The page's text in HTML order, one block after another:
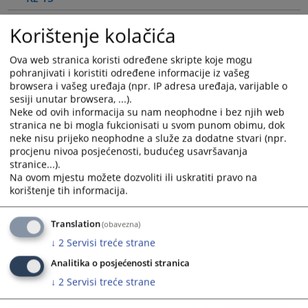
Broj predmeta:
01 0 K 016875 23 Kž 15
Sud/Institucija:
Vrhovni sud Federacije Bosne i Hercegovine
Sudija :
MUJANOVIĆ ISMETA
Vrsta predmeta:
Krivični predmeti
Vrsta odluke:
Presuda
Stadij postupka:
Drugostepeni postupak
Pravni učinak:
Žalba se uvažava (u cjelosti ili djelimično) i pobijana odluka preinačava
01 0 K
016875 23 K
2
Podaci o odluci
01 0 K 016875 23 K 2
Korištenje kolačića
Ova web stranica koristi određene skripte koje mogu
pohranjivati i koristiti određene informacije iz vašeg
browsera i vašeg uređaja (npr. IP adresa uređaja, varijable o
sesiji unutar browsera, ...).
Neke od ovih informacija su nam neophodne i bez njih web
stranica ne bi mogla fukcionisati u svom punom obimu, dok
neke nisu prijeko neophodne a služe za dodatne stvari (npr.
procjenu nivoa posjećenosti, budućeg usavršavanja
stranice...).
Na ovom mjestu možete dozvoliti ili uskratiti pravo na
korištenje tih informacija.
Translation(obavezna)
↓ 2 Servisi treće strane
Analitika o posjećenosti stranica
↓ 2 Servisi treće strane